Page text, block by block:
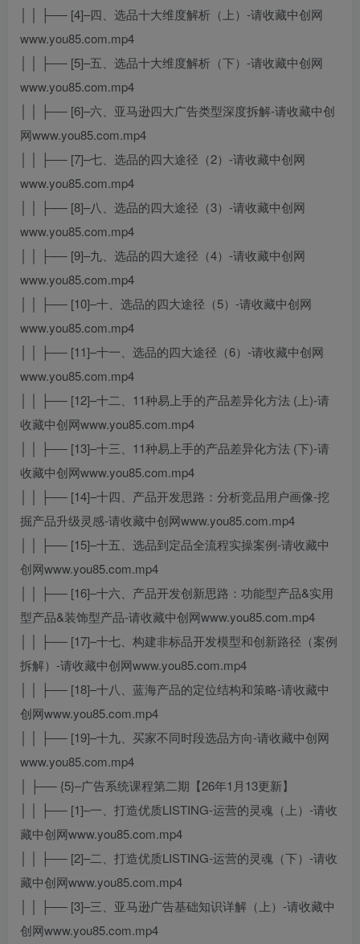
│ │ ├── [4]–四、选品十大维度解析（上）-请收藏中创网
www.you85.com.mp4
│ │ ├── [5]–五、选品十大维度解析（下）-请收藏中创网
www.you85.com.mp4
│ │ ├── [6]–六、亚马逊四大广告类型深度拆解-请收藏中创
网www.you85.com.mp4
│ │ ├── [7]–七、选品的四大途径（2）-请收藏中创网
www.you85.com.mp4
│ │ ├── [8]–八、选品的四大途径（3）-请收藏中创网
www.you85.com.mp4
│ │ ├── [9]–九、选品的四大途径（4）-请收藏中创网
www.you85.com.mp4
│ │ ├── [10]–十、选品的四大途径（5）-请收藏中创网
www.you85.com.mp4
│ │ ├── [11]–十一、选品的四大途径（6）-请收藏中创网
www.you85.com.mp4
│ │ ├── [12]–十二、11种易上手的产品差异化方法 (上)-请
收藏中创网www.you85.com.mp4
│ │ ├── [13]–十三、11种易上手的产品差异化方法 (下)-请
收藏中创网www.you85.com.mp4
│ │ ├── [14]–十四、产品开发思路：分析竞品用户画像-挖
掘产品升级灵感-请收藏中创网www.you85.com.mp4
│ │ ├── [15]–十五、选品到定品全流程实操案例-请收藏中
创网www.you85.com.mp4
│ │ ├── [16]–十六、产品开发创新思路：功能型产品&实用
型产品&装饰型产品-请收藏中创网www.you85.com.mp4
│ │ ├── [17]–十七、构建非标品开发模型和创新路径（案例
拆解）-请收藏中创网www.you85.com.mp4
│ │ ├── [18]–十八、蓝海产品的定位结构和策略-请收藏中
创网www.you85.com.mp4
│ │ ├── [19]–十九、买家不同时段选品方向-请收藏中创网
www.you85.com.mp4
│ ├── {5}–广告系统课程第二期【26年1月13更新】
│ │ ├── [1]–一、打造优质LISTING-运营的灵魂（上）-请收
藏中创网www.you85.com.mp4
│ │ ├── [2]–二、打造优质LISTING-运营的灵魂（下）-请收
藏中创网www.you85.com.mp4
│ │ ├── [3]–三、亚马逊广告基础知识详解（上）-请收藏中
创网www.you85.com.mp4